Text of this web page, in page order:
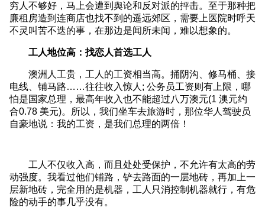
穷人不够好，马上会遭到舆论和反对派的抨击。至于那种把
廉租房造到连商店也找不到的遥远郊区，需要上医院时呼天
不灵叫苦不迭的事，在那边是闻所未闻，难以想象的。
工人地位高：找恋人首选工人
澳洲人工贵，工人的工资相当高。捅阴沟、修马桶、接
电线、铺马路……往往收入惊人; 公务员工资则有上限，哪
怕是国家总理，最高年收入也不能超过八万澳元(1 澳元约
合0.78 美元)。所以，我们坐车去旅游时，那位华人驾驶员
自豪地说：我的工资，是我们总理的两倍！
工人不仅收入高，而且处处受保护，不允许有太高的劳
动强度。我看过他们铺路，铲去路面的一层地砖，再加上一
层新地砖，完全用的是机器，工人只消控制机器就行，有危
险的动手的事几乎没有。